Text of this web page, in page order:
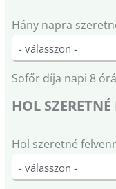
Hány napra
Sofőr díja napi 8
HOL
Hol szeretné